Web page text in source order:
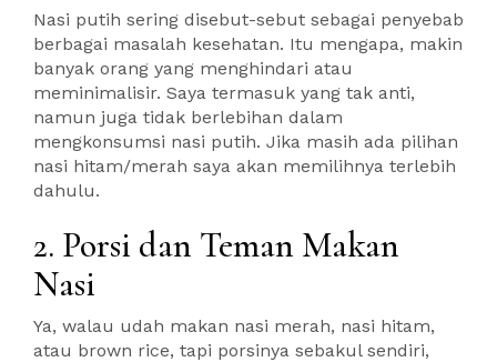
Nasi putih sering disebut-sebut sebagai penyebab
berbagai masalah kesehatan. Itu mengapa, makin
banyak orang yang menghindari atau
meminimalisir. Saya termasuk yang tak anti,
namun juga tidak berlebihan dalam
mengkonsumsi nasi putih. Jika masih ada pilihan
nasi hitam/merah saya akan memilihnya terlebih
dahulu.
2. Porsi dan Teman Makan
Nasi
Ya, walau udah makan nasi merah, nasi hitam,
atau brown rice, tapi porsinya sebakul sendiri,